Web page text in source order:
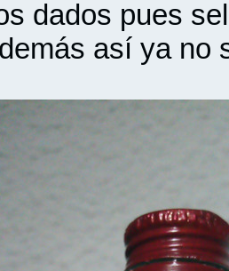
dados pues
así ya no